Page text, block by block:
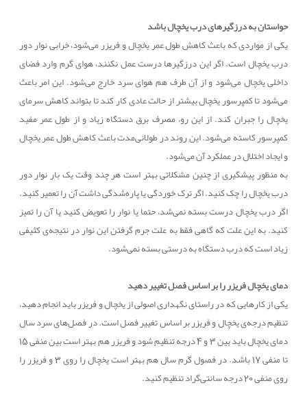
حواستان به درزگیرهای درب یخچال باشد
یکی از مواردی که باعث کاهش طول عمر یخچال و فریزر می‌شود، خرابی نوار دور
درب یخچال است. اگر این درزگیرها درست عمل نکنند، هوای گرم وارد فضای
داخلی یخچال می‌شود و از آن طرف هم هوای سرد خارج می‌شود. این امر باعث
می‌شود تا کمپرسور یخچال بیشتر از حالت عادی کار کند تا بتواند کاهش سرمای
یخچال را جبران کند. از این رو، مصرف برق دستگاه زیاد و از طول عمر مفید
کمپرسور کاسته می‌شود. این روند در طولانی‌مدت باعث کاهش طول عمر یخچال
و ایجاد اختلال در عملکرد آن می‌شود.
به منظور پیشگیری از چنین مشکلاتی بهتر است هر چند وقت یک بار نوار دور
درب یخچال را چک کنید. اگر ترک خوردگی یا پاره‌شدگی داشت آن را تعمیر کنید.
اگر درب یخچال درست بسته نمی‌شد، حتما یا نوار را تعویض کنید یا آن را تمیز
کنید. به این علت که گاهی فقط به علت جرم گرفتن این نوار در نتیجه‌ی کثیفی
زیاد است که درب دستگاه به درستی بسته نمی‌شود.
دمای یخچال فریزر را بر اساس فصل تغییر دهید
یکی از کارهایی که در راستای نگهداری اصولی از یخچال و فریزر باید انجام دهید،
تنظیم درجه‌ی یخچال و فریزر بر اساس تغییر فصل است. در فصل‌های سرد سال
دمای یخچال باید بین 3 و 4 درجه تنظیم شود و فریزر هم بهتر است بین منفی 15
تا منفی 17 باشد. در فصول گرم سال هم بهتر است یخچال را روی 3 و فریزر را
روی منفی 20 درجه سانتی‌گراد تنظیم کنید.